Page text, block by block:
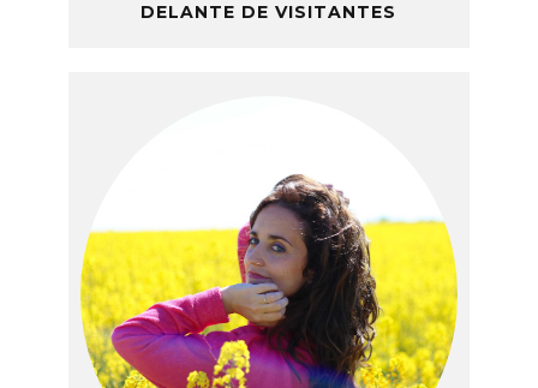
DELANTE DE VISITANTES